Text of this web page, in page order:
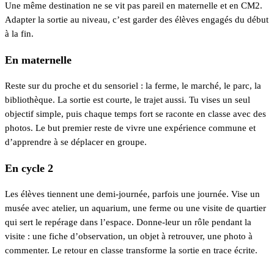
Une même destination ne se vit pas pareil en maternelle et en CM2.
Adapter la sortie au niveau, c’est garder des élèves engagés du début
à la fin.
En maternelle
Reste sur du proche et du sensoriel : la ferme, le marché, le parc, la
bibliothèque. La sortie est courte, le trajet aussi. Tu vises un seul
objectif simple, puis chaque temps fort se raconte en classe avec des
photos. Le but premier reste de vivre une expérience commune et
d’apprendre à se déplacer en groupe.
En cycle 2
Les élèves tiennent une demi-journée, parfois une journée. Vise un
musée avec atelier, un aquarium, une ferme ou une visite de quartier
qui sert le repérage dans l’espace. Donne-leur un rôle pendant la
visite : une fiche d’observation, un objet à retrouver, une photo à
commenter. Le retour en classe transforme la sortie en trace écrite.